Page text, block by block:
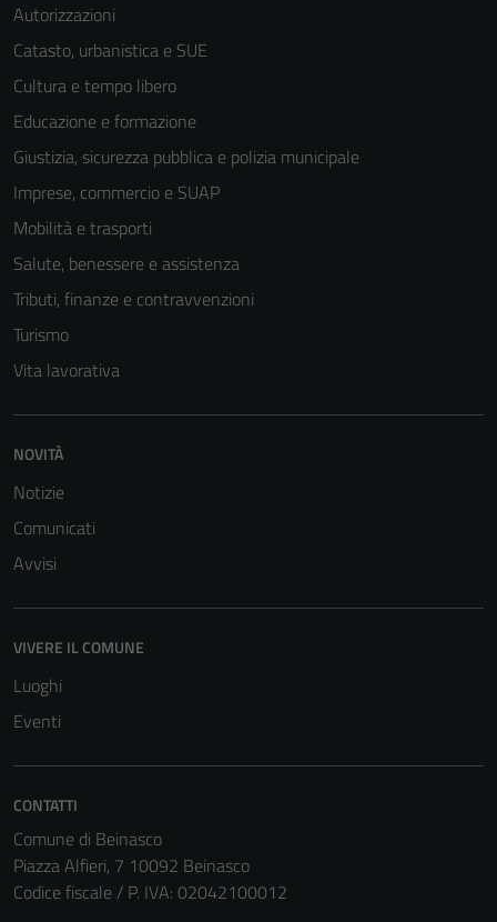
Autorizzazioni
Catasto, urbanistica e SUE
Cultura e tempo libero
Educazione e formazione
Giustizia, sicurezza pubblica e polizia municipale
Imprese, commercio e SUAP
Mobilità e trasporti
Salute, benessere e assistenza
Tributi, finanze e contravvenzioni
Turismo
Vita lavorativa
NOVITÀ
Notizie
Comunicati
Avvisi
VIVERE IL COMUNE
Luoghi
Eventi
CONTATTI
Comune di Beinasco
Piazza Alfieri, 7 10092 Beinasco
Codice fiscale / P. IVA: 02042100012